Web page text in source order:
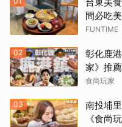
間必吃
FUNTIME
02
彰化鹿
家》推
食尚玩家
03
南投埔
《食尚